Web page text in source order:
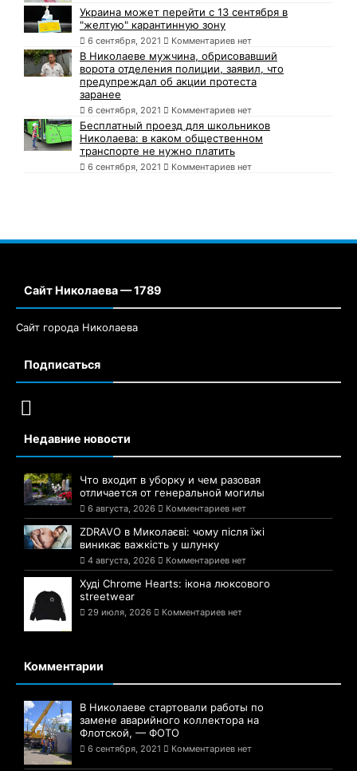
Украина может перейти с 13 сентября в
"желтую" карантинную зону
6 сентября, 2021 Комментариев нет
В Николаеве мужчина, обрисовавший
ворота отделения полиции, заявил, что
предупреждал об акции протеста
заранее
6 сентября, 2021 Комментариев нет
Бесплатный проезд для школьников
Николаева: в каком общественном
транспорте не нужно платить
6 сентября, 2021 Комментариев нет
Сайт Николаева — 1789
Сайт города Николаева
Подписаться
Недавние новости
Что входит в уборку и чем разовая
отличается от генеральной могилы
6 августа, 2026 Комментариев нет
ZDRAVO в Миколаєві: чому після їжі
виникає важкість у шлунку
4 августа, 2026 Комментариев нет
Худі Chrome Hearts: ікона люксового
streetwear
29 июля, 2026 Комментариев нет
Комментарии
В Николаеве стартовали работы по
замене аварийного коллектора на
Флотской, — ФОТО
6 сентября, 2021 Комментариев нет